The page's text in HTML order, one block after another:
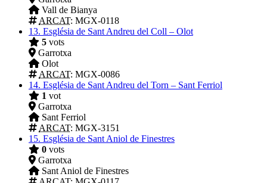
Vall de Bianya
ARCAT: MGX-0118
13. Església de Sant Andreu del Coll – Olot
5 vots
Garrotxa
Olot
ARCAT: MGX-0086
14. Església de Sant Andreu del Torn – Sant Ferriol
1 vot
Garrotxa
Sant Ferriol
ARCAT: MGX-3151
15. Església de Sant Aniol de Finestres
0 vots
Garrotxa
Sant Aniol de Finestres